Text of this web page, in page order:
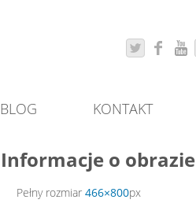
BLOG KONTAKT
Informacje o obrazie
Pełny rozmiar 466×800px